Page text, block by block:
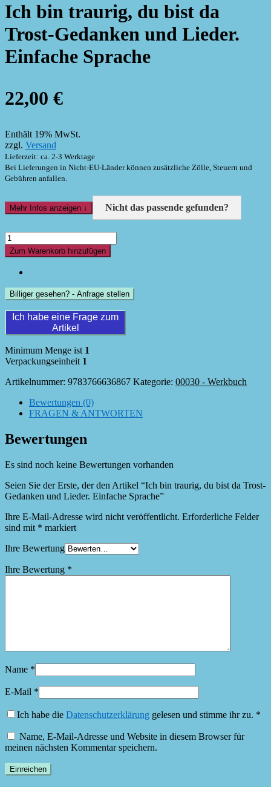
Ich bin traurig, du bist da
Trost-Gedanken und Lieder.
Einfache Sprache
22,00 €
Enthält 19% MwSt.
zzgl. Versand
Lieferzeit: ca. 2-3 Werktage
Bei Lieferungen in Nicht-EU-Länder können zusätzliche Zölle, Steuern und
Gebühren anfallen.
Mehr Infos anzeigen ↓ Nicht das passende gefunden?
Ich
bin
traurig,
da
Trost-
Gedanken
und
Lieder.
Einfache
Sprache
Menge
Zum Warenkorb hinzufügen
Billiger gesehen? - Anfrage stellen
Ich habe eine Frage zum
Artikel
Minimum Menge ist 1
Verpackungseinheit 1
Artikelnummer: 9783766636867 Kategorie: 00030 - Werkbuch
Bewertungen (0)
FRAGEN & ANTWORTEN
Bewertungen
Es sind noch keine Bewertungen vorhanden
Seien Sie der Erste, der den Artikel “Ich bin traurig, du bist da Trost-
Gedanken und Lieder. Einfache Sprache”
Ihre E-Mail-Adresse wird nicht veröffentlicht. Erforderliche Felder
sind mit * markiert
Ihre Bewertung
Ihre Bewertung *
Name *
E-Mail *
Ich habe die Datenschutzerklärung gelesen und stimme ihr zu. *
Name, E-Mail-Adresse und Website in diesem Browser für
meinen nächsten Kommentar speichern.